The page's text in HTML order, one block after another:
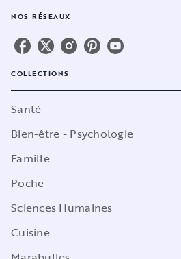
NOS RÉSEAUX
COLLECTIONS
Santé
Bien-être - Psychologie
Famille
Poche
Sciences Humaines
Cuisine